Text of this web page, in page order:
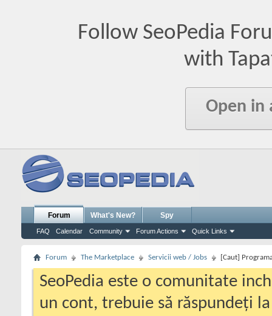
Follow SeoPedia
with
Open in
Forum
FAQ Calendar Community Forum Actions Quick Links
What's New? Spy
Forum The Marketplace Servicii web / Jobs [Caut]
SeoPedia este o comunitate
un cont, trebuie să răspundeți